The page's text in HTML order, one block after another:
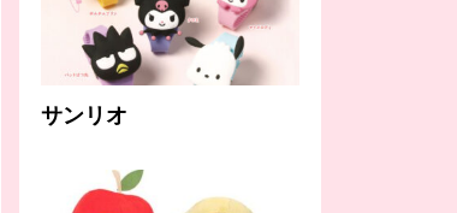
サンリオ